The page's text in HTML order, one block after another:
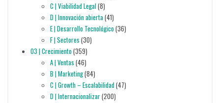
C | Viabilidad Legal(8)
D | Innovación abierta(41)
E | Desarrollo Tecnológico(36)
F | Sectores (30)
03 | Crecimiento(359)
A | Ventas (46)
B | Marketing(84)
C | Growth – Escalabilidad(47)
D | Internacionalizar(200)